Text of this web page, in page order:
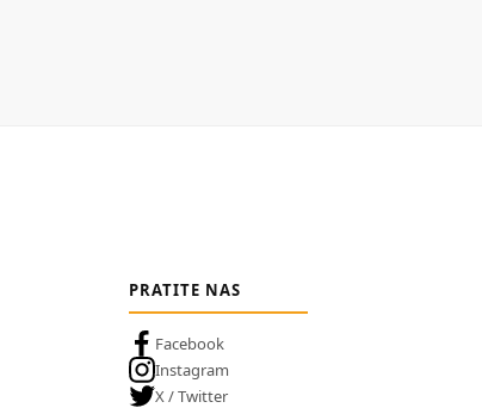
PRATITE NAS
Facebook
Instagram
X / Twitter